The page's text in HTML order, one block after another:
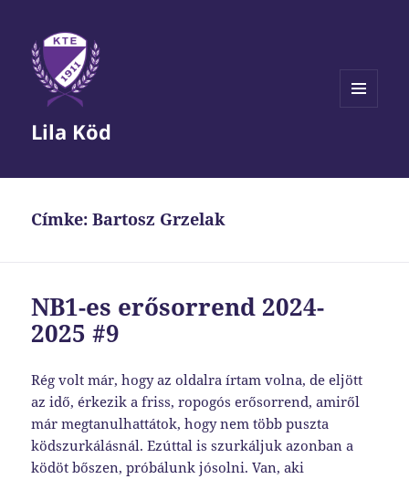
Lila Köd
Címke:Bartosz Grzelak
NB1-es erősorrend 2024-
2025 #9
Rég volt már, hogy az oldalra írtam volna, de eljött
az idő, érkezik a friss, ropogós erősorrend, amiről
már megtanulhattátok, hogy nem több puszta
ködszurkálásnál. Ezúttal is szurkáljuk azonban a
ködöt bőszen, próbálunk jósolni. Van, aki